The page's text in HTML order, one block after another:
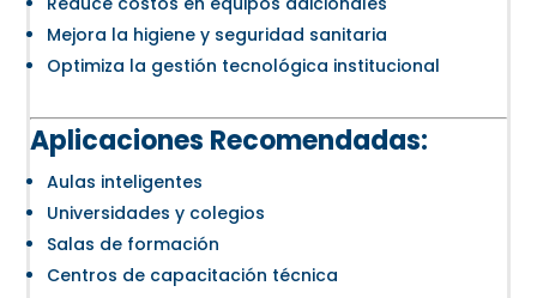
Mejora la higiene y seguridad sanitaria
Optimiza la gestión tecnológica institucional
Aplicaciones Recomendadas:
Aulas inteligentes
Universidades y colegios
Salas de formación
Centros de capacitación técnica